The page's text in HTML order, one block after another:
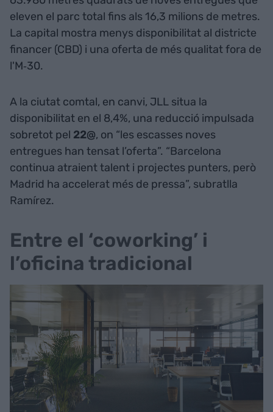
eleven el parc total fins als 16,3 milions de metres.
La capital mostra menys disponibilitat al districte
financer (CBD) i una oferta de més qualitat fora de
l'M‑30.
A la ciutat comtal, en canvi, JLL situa la
disponibilitat en el 8,4%, una reducció impulsada
sobretot pel 22@, on “les escasses noves
entregues han tensat l’oferta”. “Barcelona
continua atraient talent i projectes punters, però
Madrid ha accelerat més de pressa”, subratlla
Ramírez.
Entre el ‘coworking’ i
l’oficina tradicional